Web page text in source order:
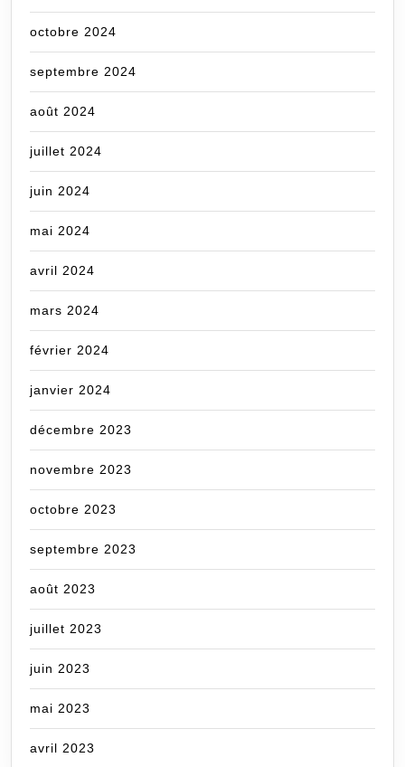
octobre 2024
septembre 2024
août 2024
juillet 2024
juin 2024
mai 2024
avril 2024
mars 2024
février 2024
janvier 2024
décembre 2023
novembre 2023
octobre 2023
septembre 2023
août 2023
juillet 2023
juin 2023
mai 2023
avril 2023